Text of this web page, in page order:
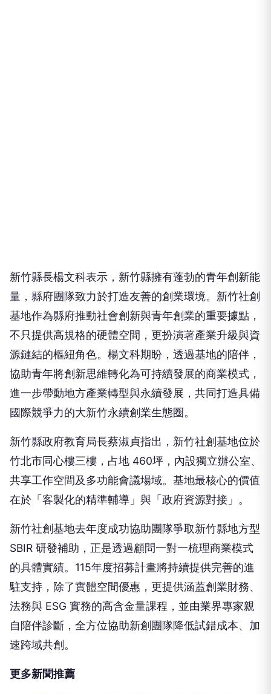
新竹縣長楊文科表示，新竹縣擁有蓬勃的青年創新能
量，縣府團隊致力於打造友善的創業環境。新竹社創
基地作為縣府推動社會創新與青年創業的重要據點，
不只提供高規格的硬體空間，更扮演著產業升級與資
源鏈結的樞紐角色。楊文科期盼，透過基地的陪伴，
協助青年將創新思維轉化為可持續發展的商業模式，
進一步帶動地方產業轉型與永續發展，共同打造具備
國際競爭力的大新竹永續創業生態圈。
新竹縣政府教育局長蔡淑貞指出，新竹社創基地位於
竹北市同心樓三樓，占地 460坪，內設獨立辦公室、
共享工作空間及多功能會議場域。基地最核心的價值
在於「客製化的精準輔導」與「政府資源對接」。
新竹社創基地去年度成功協助團隊爭取新竹縣地方型
SBIR 研發補助，正是透過顧問一對一梳理商業模式
的具體實績。115年度招募計畫將持續提供完善的進
駐支持，除了實體空間優惠，更提供涵蓋創業財務、
法務與 ESG 實務的高含金量課程，並由業界專家親
自陪伴診斷，全方位協助新創團隊降低試錯成本、加
速跨域共創。
更多新聞推薦